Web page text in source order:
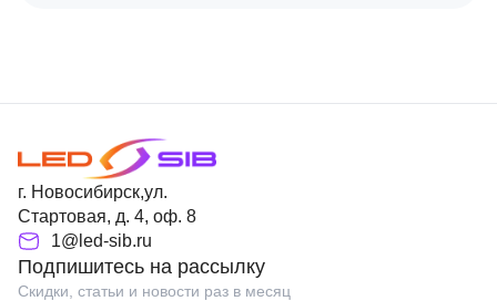
г. Новосибирск,ул.
Стартовая, д. 4, оф. 8
1@led-sib.ru
Подпишитесь на рассылку
Скидки, статьи и новости раз в месяц